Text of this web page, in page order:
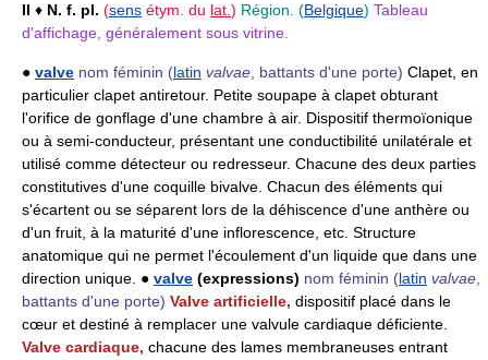
II ♦ N. f. pl. (sens étym. du lat. ) Région. (Belgique) Tableau
d'affichage, généralement sous vitrine.
● valve nom féminin (latin valvae , battants d'une porte) Clapet, en
particulier clapet antiretour. Petite soupape à clapet obturant
l'orifice de gonflage d'une chambre à air. Dispositif thermoïonique
ou à semi-conducteur, présentant une conductibilité unilatérale et
utilisé comme détecteur ou redresseur. Chacune des deux parties
constitutives d'une coquille bivalve. Chacun des éléments qui
s'écartent ou se séparent lors de la déhiscence d'une anthère ou
d'un fruit, à la maturité d'une inflorescence, etc. Structure
anatomique qui ne permet l'écoulement d'un liquide que dans une
direction unique. ● valve (expressions) nom féminin (latin valvae
battants d'une porte) Valve artificielle, dispositif placé dans le
cœur et destiné à remplacer une valvule cardiaque déficiente.
Valve cardiaque, chacune des lames membraneuses entrant